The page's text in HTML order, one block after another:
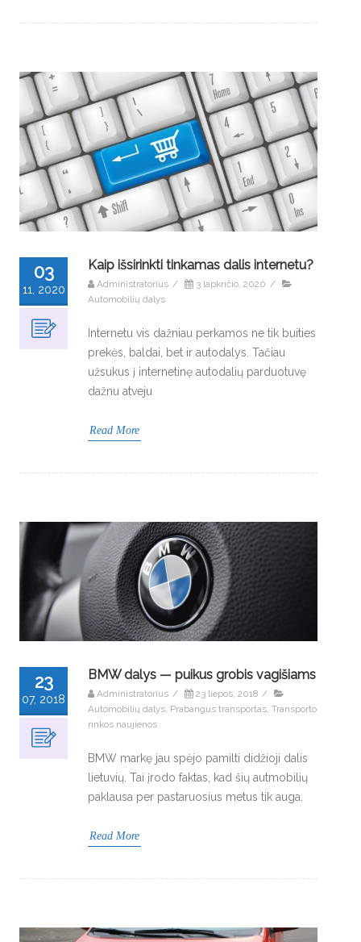
03
11, 2020
Kaip išsirinkti tinkamas dalis internetu?
Administratorius / 3 lapkričio, 2020 /
Automobilių dalys
Internetu vis dažniau perkamos ne tik buities
prekės, baldai, bet ir autodalys. Tačiau
užsukus į internetinę autodalių parduotuvę
dažnu atveju
Read More
23
07, 2018
BMW dalys — puikus grobis vagišiams
Administratorius / 23 liepos, 2018 /
Automobilių dalys Prabangus transportas Transporto
rinkos naujienos
BMW markę jau spėjo pamilti didžioji dalis
lietuvių. Tai įrodo faktas, kad šių autmobilių
paklausa per pastaruosius metus tik auga.
Read More